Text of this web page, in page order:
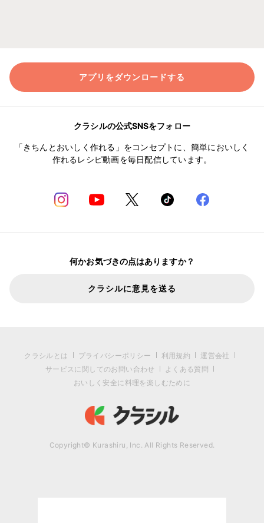
アプリをダウンロードする
クラシルの公式SNSをフォロー
「きちんとおいしく作れる」をコンセプトに、簡単においしく
作れるレシピ動画を毎日配信しています。
何かお気づきの点はありますか？
クラシルに意見を送る
クラシルとは プライバシーポリシー 利用規約
運営会社
サービスに関してのお問い合わせ
よくある質問
おいしく安全に料理を楽しむために
Copyright© Kurashiru, Inc. All Rights Reserved.